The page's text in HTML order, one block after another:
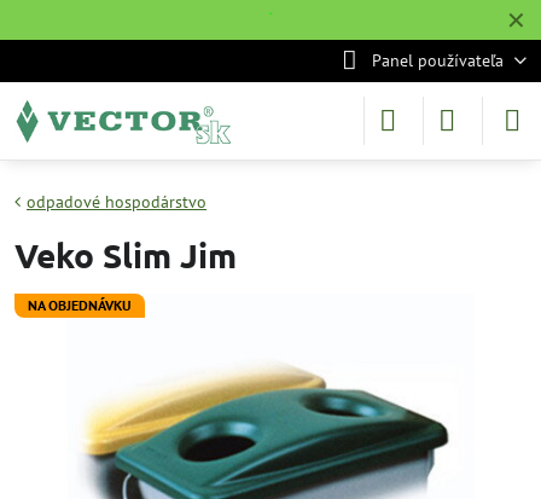
✕
˙
Panel používateľa
NA OBJEDNÁVKU
odpadové hospodárstvo
Veko Slim Jim